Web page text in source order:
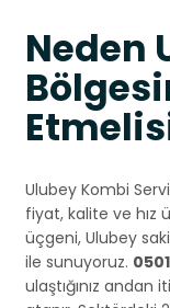
Neden
Ulubey Kombi
fiyat, kalite ve hız
üçgeni, Ulubey
ile sunuyoruz.
ulaştığınız